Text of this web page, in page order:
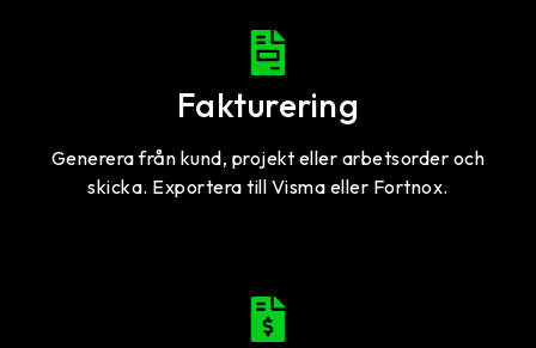
Fakturering
Generera från kund, projekt eller arbetsorder och
skicka. Exportera till Visma eller Fortnox.